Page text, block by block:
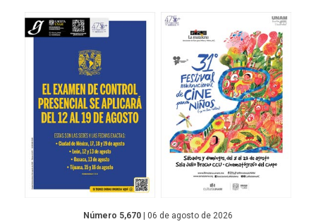
Número 5,670 | 06 de agosto de 2026